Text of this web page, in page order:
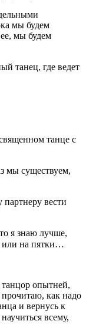
мы будем
мы будем
танец, где ведет
танце с
мы существуем,
вести
я знаю лучше,
или на пятки… ⠀
опытней,
как надо
и вернусь к
всему,